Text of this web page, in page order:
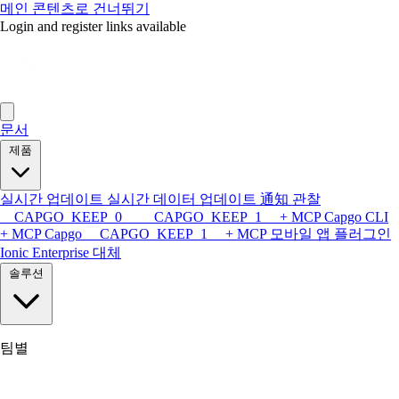
메인 콘텐츠로 건너뛰기
Login and register links available
문서
제품
실시간 업데이트 실시간 데이터 업데이트 通知 관찰
__CAPGO_KEEP_0__ __CAPGO_KEEP_1__ + MCPCapgo CLI
+ MCPCapgo __CAPGO_KEEP_1__ + MCP 모바일 앱 플러그인
Ionic Enterprise 대체
솔루션
팀별